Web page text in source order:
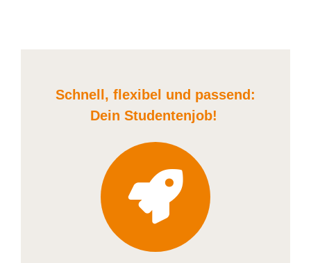
Schnell, flexibel und passend:
Dein Studentenjob!